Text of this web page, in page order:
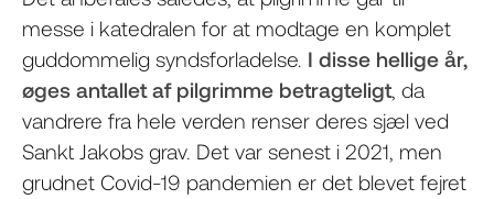
messe i katedralen for at modtage en komplet
guddommelig syndsforladelse. I disse hellige år,
øges antallet af pilgrimme betragteligt, da
vandrere fra hele verden renser deres sjæl ved
Sankt Jakobs grav. Det var senest i 2021, men
grudnet Covid-19 pandemien er det blevet fejret